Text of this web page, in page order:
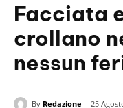
Facciata
crollano
nessun
By Redazione 25